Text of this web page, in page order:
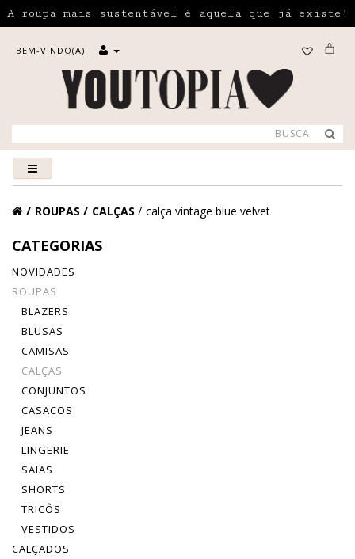
A roupa mais sustentável é aquela que já existe!
BEM-VINDO(A)!
ROUPAS CALÇAS calça vintage blue velvet
CATEGORIAS
NOVIDADES
ROUPAS
BLAZERS
BLUSAS
CAMISAS
CALÇAS
CONJUNTOS
CASACOS
JEANS
LINGERIE
SAIAS
SHORTS
TRICÔS
VESTIDOS
CALÇADOS